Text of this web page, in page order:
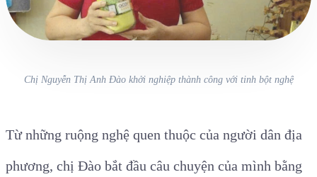
Chị Nguyễn Thị Anh Đào khởi nghiệp thành công với tinh bột nghệ
Từ những ruộng nghệ quen thuộc của người dân địa
phương, chị Đào bắt đầu câu chuyện của mình bằng